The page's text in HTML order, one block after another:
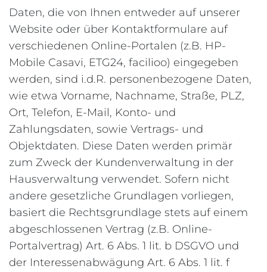
Daten, die von Ihnen entweder auf unserer
Website oder über Kontaktformulare auf
verschiedenen Online-Portalen (z.B. HP-
Mobile Casavi, ETG24, facilioo) eingegeben
werden, sind i.d.R. personenbezogene Daten,
wie etwa Vorname, Nachname, Straße, PLZ,
Ort, Telefon, E-Mail, Konto- und
Zahlungsdaten, sowie Vertrags- und
Objektdaten. Diese Daten werden primär
zum Zweck der Kundenverwaltung in der
Hausverwaltung verwendet. Sofern nicht
andere gesetzliche Grundlagen vorliegen,
basiert die Rechtsgrundlage stets auf einem
abgeschlossenen Vertrag (z.B. Online-
Portalvertrag) Art. 6 Abs. 1 lit. b DSGVO und
der Interessenabwägung Art. 6 Abs. 1 lit. f